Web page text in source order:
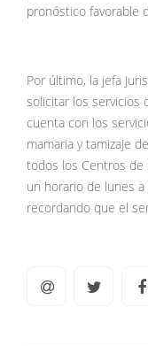
pronóstico favorable
Por último, la jefa
solicitar los servicios
cuenta con los
mamaria y tamizaje
todos los Centros de
un horario de lunes
recordando que el